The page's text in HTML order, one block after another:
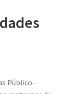
Público-